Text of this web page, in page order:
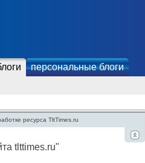
персональные блоги
ресурса TltTimes.ru
tlttimes.ru"